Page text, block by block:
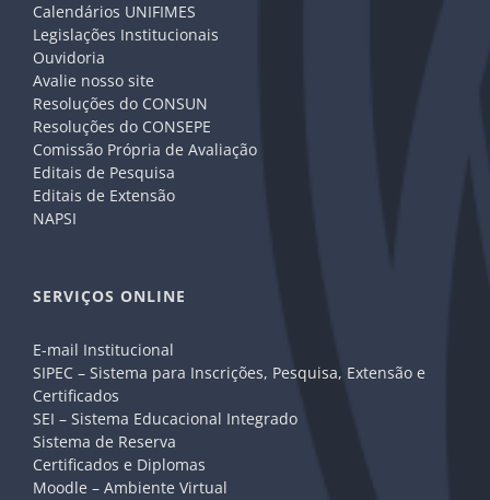
Calendários UNIFIMES
Legislações Institucionais
Ouvidoria
Avalie nosso site
Resoluções do CONSUN
Resoluções do CONSEPE
Comissão Própria de Avaliação
Editais de Pesquisa
Editais de Extensão
NAPSI
SERVIÇOS ONLINE
E-mail Institucional
SIPEC – Sistema para Inscrições, Pesquisa, Extensão e
Certificados
SEI – Sistema Educacional Integrado
Sistema de Reserva
Certificados e Diplomas
Moodle – Ambiente Virtual